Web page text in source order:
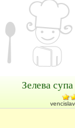
Зелева супа